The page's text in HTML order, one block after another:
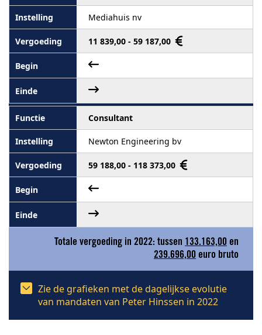
Mediahuis nv
11 839,00 - 59 187,00
Consultant
Newton Engineering bv
59 188,00 - 118 373,00
Totale vergoeding in 2022: tussen 133.163,00 en
239.696,00 euro bruto
Zie de grafieken met de dagelijkse evolutie
van mandaten van Peter Hinssen in 2022